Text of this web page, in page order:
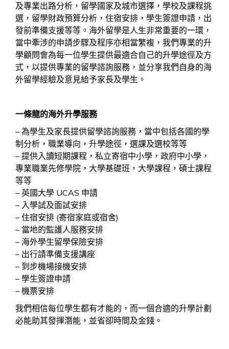
及專業出路分析，留學國家及城市選擇，學校及課程挑
選，留學財政預算分析，住宿安排，學生簽證申請，出
發前準備支援等等。海外留學是人生非常重要的一環，
當中牽涉的申請步驟及程序亦相當繁複，我們專業的升
學顧問會為每一位學生提供最適合自己的升學途徑及方
式，以提供專業的留學諮詢服務，並分享我們自身的海
外留學經驗及意見給予家長及學生。
一條龍的海外升學服務
– 為學生及家長提供留學諮詢服務，當中包括各國的學
制分析，職業導向，升學途徑，選課及選校等等
– 提供入讀短期課程，私立寄宿中小學，政府中小學，
專業職業先修學院，大學基礎班，大學課程，碩士課程
等等
– 英國大學 UCAS 申請
– 入學試及面試安排
– 住宿安排 (寄宿家庭或宿舍)
– 當地的監護人服務安排
– 海外學生留學保險安排
– 出行請準備支援講座
– 到步機場接機安排
– 學生簽證申請
– 機票安排
我們相信每位學生都有才能的，而一個合適的升學計劃
必能助其發揮潛能，並省卻時間及金錢。